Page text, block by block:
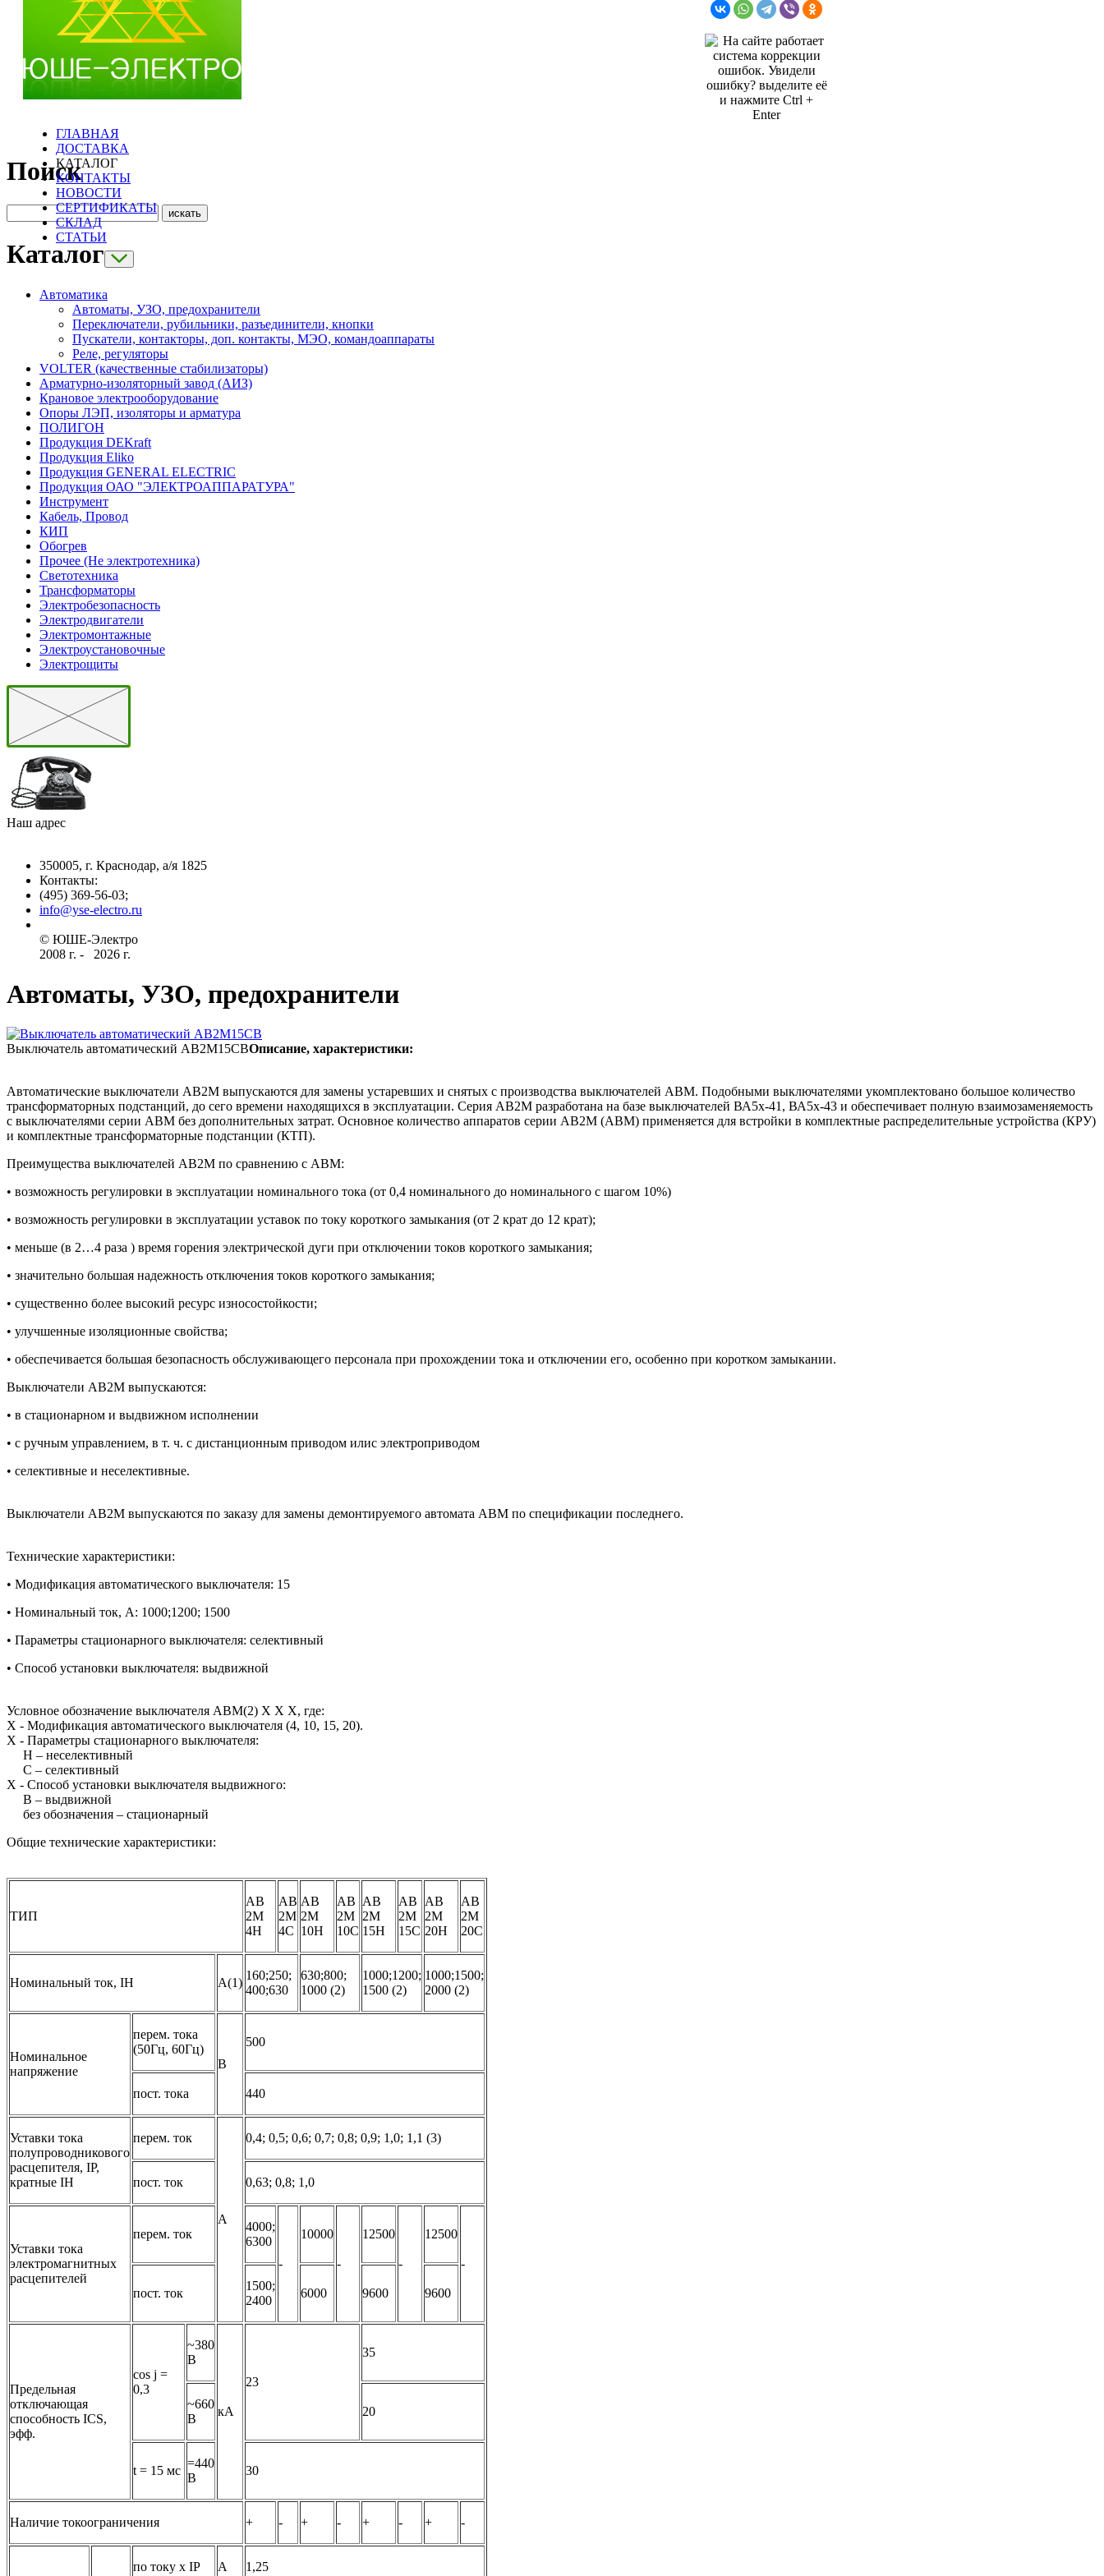
ГЛАВНАЯ
ДОСТАВКА
КАТАЛОГ
КОНТАКТЫ
НОВОСТИ
СЕРТИФИКАТЫ
СКЛАД
СТАТЬИ
Поиск
Каталог
Автоматика
Автоматы, УЗО, предохранители
Переключатели, рубильники, разъединители, кнопки
Пускатели, контакторы, доп. контакты, МЭО, командоаппараты
Реле, регуляторы
VOLTER (качественные стабилизаторы)
Арматурно-изоляторный завод (АИЗ)
Крановое электрооборудование
Опоры ЛЭП, изоляторы и арматура
ПОЛИГОН
Продукция DEKraft
Продукция Eliko
Продукция GENERAL ELECTRIC
Продукция ОАО "ЭЛЕКТРОАППАРАТУРА"
Инструмент
Кабель, Провод
КИП
Обогрев
Прочее (Не электротехника)
Светотехника
Трансформаторы
Электробезопасность
Электродвигатели
Электромонтажные
Электроустановочные
Электрощиты
Наш адрес
350005, г. Краснодар, а/я 1825
Контакты: ­
(495) 369-56-03;
info@yse-electro.ru­
© ЮШЕ-Эл­ектро ­
2008 г­. - ­ ­­­­­
2026 г.
Автоматы, УЗО, предохранители
Выключатель автоматический АВ2М15СВОписание, характеристики:
Автоматические выключатели АВ2М выпускаются для замены устаревших и снятых с производства выключателей АВМ. Подобными выключателями укомплектовано большое количество
трансформаторных подстанций, до сего времени находящихся в эксплуатации. Серия АВ2М разработана на базе выключателей ВА5х-41, ВА5х-43 и обеспечивает полную взаимозаменяемость
с выключателями серии АВМ без дополнительных затрат. Основное количество аппаратов серии АВ2М (АВМ) применяется для встройки в комплектные распределительные устройства (КРУ)
и комплектные трансформаторные подстанции (КТП).
Преимущества выключателей АВ2М по сравнению с АВМ:
• возможность регулировки в эксплуатации номинального тока (от 0,4 номинального до номинального с шагом 10%)
• возможность регулировки в эксплуатации уставок по току короткого замыкания (от 2 крат до 12 крат);
• меньше (в 2…4 раза ) время горения электрической дуги при отключении токов короткого замыкания;
• значительно большая надежность отключения токов короткого замыкания;
• существенно более высокий ресурс износостойкости;
• улучшенные изоляционные свойства;
• обеспечивается большая безопасность обслуживающего персонала при прохождении тока и отключении его, особенно при коротком замыкании.
Выключатели АВ2М выпускаются:
• в стационарном и выдвижном исполнении
• с ручным управлением, в т. ч. с дистанционным приводом илис электроприводом
• селективные и неселективные.
Выключатели АВ2М выпускаются по заказу для замены демонтируемого автомата АВМ по спецификации последнего.
Технические характеристики:
• Модификация автоматического выключателя: 15
• Номинальный ток, А: 1000;1200; 1500
• Параметры стационарного выключателя: селективный
• Способ установки выключателя: выдвижной
Условное обозначение выключателя АВМ(2) Х Х Х, где:
Х - Модификация автоматического выключателя (4, 10, 15, 20).
Х - Параметры стационарного выключателя:
Н – неселективный
С – селективный
Х - Способ установки выключателя выдвижного:
В – выдвижной
без обозначения – стационарный
Общие технические характеристики:
ТИП
АВ
2М
4Н
АВ
2М
4С
АВ
2М
10Н
АВ
2М
10С
АВ
2М
15Н
АВ
2М
15С
АВ
2М
20Н
АВ
2М
20С
Номинальный ток, IH A(1)
160;250;
400;630
630;800;
1000 (2)
1000;1200;
1500 (2)
1000;1500;
2000 (2)
Номинальное
напряжение
перем. тока
(50Гц, 60Гц)
В
500
пост. тока 440
Уставки тока
полупроводникового
расцепителя, IP,
кратные IH
перем. ток
А
0,4; 0,5; 0,6; 0,7; 0,8; 0,9; 1,0; 1,1 (3)
пост. ток 0,63; 0,8; 1,0
Уставки тока
электромагнитных
расцепителей
перем. ток
4000;
6300
-
10000
-
12500
-
12500
-
пост. ток
1500;
2400
6000 9600 9600
Предельная
отключающая
способность ICS,
эфф.
cos j =
0,3
~380
В
кА
23
35
~660
В
20
t = 15 мс
=440
В
30
Наличие токоограничения + - + - + - + -
по току х IP А 1,25